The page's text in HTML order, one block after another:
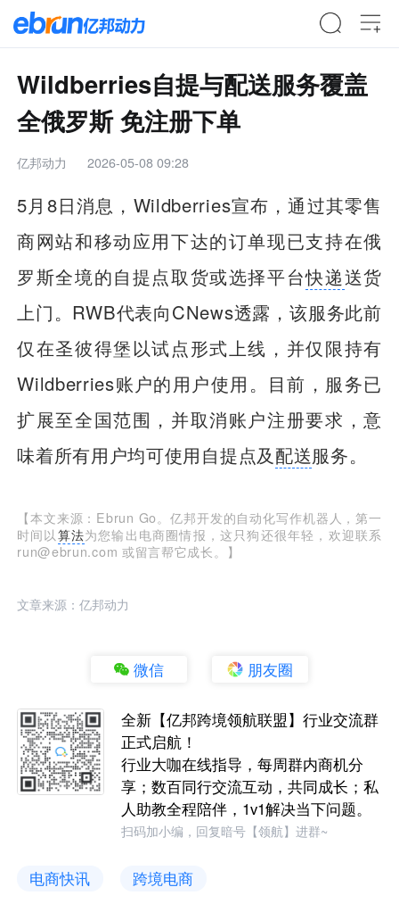
Wildberries自提与配送服务覆盖
全俄罗斯 免注册下单
亿邦动力 2026-05-08 09:28
5月8日消息，Wildberries宣布，通过其零售
商网站和移动应用下达的订单现已支持在俄
罗斯全境的自提点取货或选择平台快递送货
上门。RWB代表向CNews透露，该服务此前
仅在圣彼得堡以试点形式上线，并仅限持有
Wildberries账户的用户使用。目前，服务已
扩展至全国范围，并取消账户注册要求，意
味着所有用户均可使用自提点及 配送服务。
【本文来源：Ebrun Go。亿邦开发的自动化写作机器人，第一
时间以 算法为您输出电商圈情报，这只狗还很年轻，欢迎联系
run@ebrun.com 或留言帮它成长。】
文章来源：亿邦动力
微信 朋友圈
全新【亿邦跨境领航联盟】行业交流群
正式启航！
行业大咖在线指导，每周群内商机分
享；数百同行交流互动，共同成长；私
人助教全程陪伴，1v1解决当下问题。
扫码加小编，回复暗号【领航】进群~
电商快讯 跨境电商